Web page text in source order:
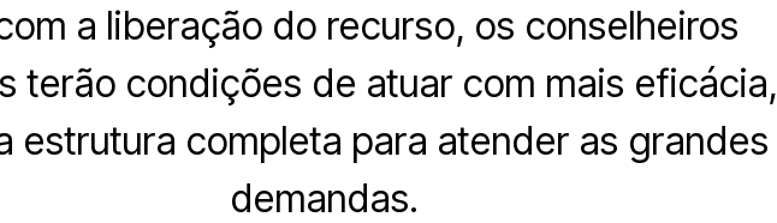
a liberação do recurso, os conselheiros
terão condições de atuar com mais eficácia,
estrutura completa para atender as grandes
demandas.